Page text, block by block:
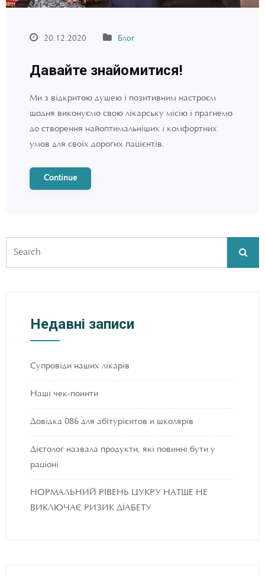
20.12.2020 Блог
Давайте знайомитися!
Ми з відкритою душею і позитивним настроєм
щодня виконуємо свою лікарську місію і прагнемо
до створення найоптимальніших і комфортних
умов для своїх дорогих пацієнтів.
Continue
Недавні записи
Супровіди наших лікарів
Наші чек-поинти
Довідка 086 для абітурієнтов и школярів
Дієтолог назвала продукти, які повинні бути у
раціоні
НОРМАЛЬНИЙ РІВЕНЬ ЦУКРУ НАТЩЕ НЕ
ВИКЛЮЧАЄ РИЗИК ДІАБЕТУ